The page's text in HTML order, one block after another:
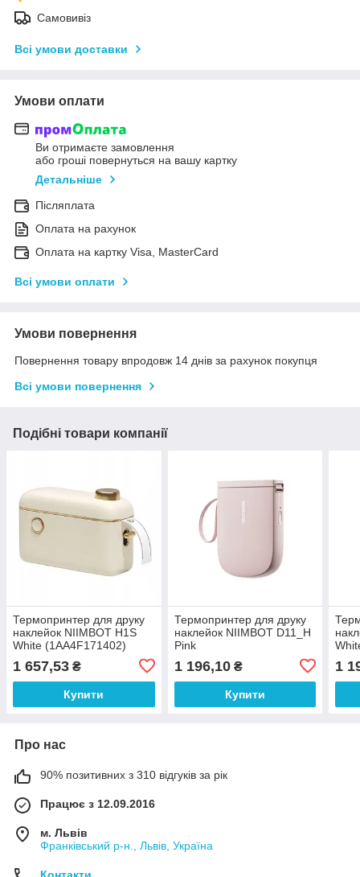
Самовивіз
Всі умови доставки
Умови оплати
Ви отримаєте замовлення
або гроші повернуться на вашу картку
Детальніше
Післяплата
Оплата на рахунок
Оплата на картку Visa, MasterCard
Всі умови оплати
Умови повернення
Повернення товару впродовж 14 днів за рахунок покупця
Всі умови повернення
Подібні товари компанії
Термопринтер для друку
наклейок NIIMBOT H1S
White (1AA4F171402)
1 657,53 ₴
Купити
Термопринтер для друку
наклейок NIIMBOT D11_H
Pink
1 196,10₴
Купити
1
Про нас
90% позитивних з 310 відгуків за рік
Працює з 12.09.2016
м. Львів
Франківський р-н., Львів, Україна